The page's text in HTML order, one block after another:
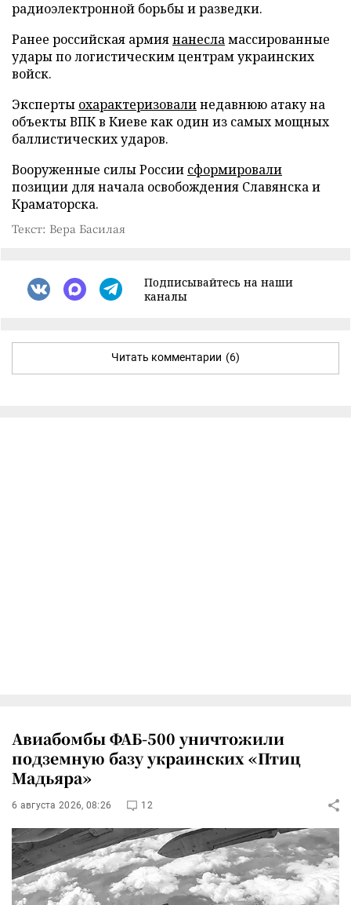
радиоэлектронной борьбы и разведки.
Ранее российская армиянанесламассированные
удары по логистическим центрам украинских
войск.
Эксперты охарактеризовалинедавнюю атаку на
объекты ВПК в Киеве как один из самых мощных
баллистических ударов.
Вооруженные силы России сформировали
позиции для начала освобождения Славянска и
Краматорска.
Текст: Вера Басилая
Подписывайтесь на наши
каналы
Читать комментарии (6)
Авиабомбы ФАБ-500 уничтожили
подземную базу украинских «Птиц
Мадьяра»
6 августа 2026, 08:26 12